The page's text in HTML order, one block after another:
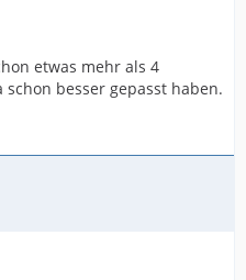
etwas mehr als 4
besser gepasst haben.